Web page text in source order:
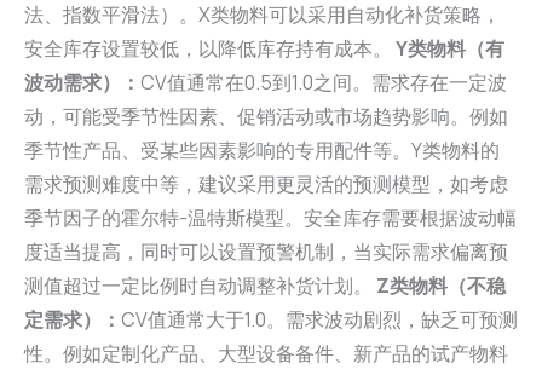
法、指数平滑法）。X类物料可以采用自动化补货策略，
安全库存设置较低，以降低库存持有成本。 Y类物料（有
波动需求）： CV值通常在0.5到1.0之间。需求存在一定波
动，可能受季节性因素、促销活动或市场趋势影响。例如
季节性产品、受某些因素影响的专用配件等。Y类物料的
需求预测难度中等，建议采用更灵活的预测模型，如考虑
季节因子的霍尔特-温特斯模型。安全库存需要根据波动幅
度适当提高，同时可以设置预警机制，当实际需求偏离预
测值超过一定比例时自动调整补货计划。 Z类物料（不稳
定需求）： CV值通常大于1.0。需求波动剧烈，缺乏可预测
性。例如定制化产品、大型设备备件、新产品的试产物料